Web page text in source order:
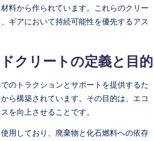
料から作られています。これらのクリー
ギアにおいて持続可能性を優先するアス
クリートの定義と目的
のトラクションとサポートを提供するた
ら構築されています。その目的は、エコ
を向上させることです。
用しており、廃棄物と化石燃料への依存